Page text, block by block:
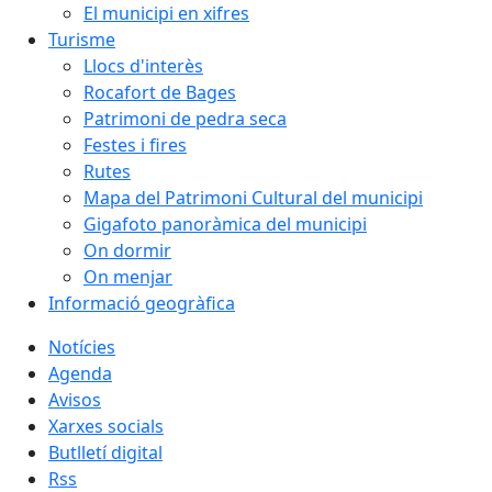
El municipi en xifres
Turisme
Llocs d'interès
Rocafort de Bages
Patrimoni de pedra seca
Festes i fires
Rutes
Mapa del Patrimoni Cultural del municipi
Gigafoto panoràmica del municipi
On dormir
On menjar
Informació geogràfica
Notícies
Agenda
Avisos
Xarxes socials
Butlletí digital
Rss